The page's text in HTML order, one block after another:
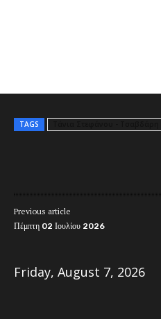
TAGS
Previous article
Πέμπτη 02 Ιουλίου 2026
Friday, August 7, 2026